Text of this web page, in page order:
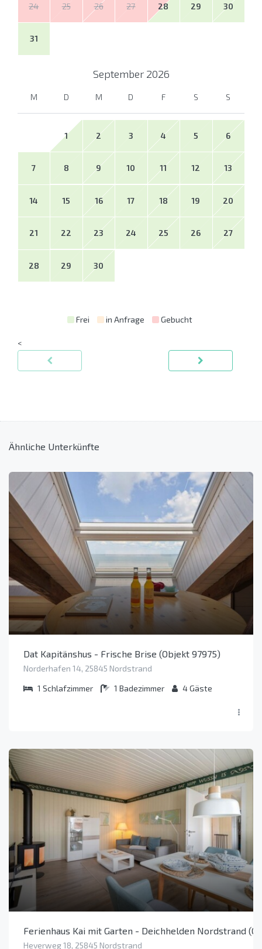
24 25 26 27 28 29 30
31
September 2026
M D M D F S S
1 2 3 4 5 6
7 8 9 10 11 12 13
14 15 16 17 18 19 20
21 22 23 24 25 26 27
28 29 30
Frei in Anfrage Gebucht
<
Ähnliche Unterkünfte
Dat Kapitänshus - Frische Brise (Objekt 97975)
Norderhafen 14, 25845 Nordstrand
1 Schlafzimmer 1 Badezimmer 4Gäste
Ferienhaus Kai mit Garten - Deichhelden Nordstrand
Heverweg 18, 25845 Nordstrand